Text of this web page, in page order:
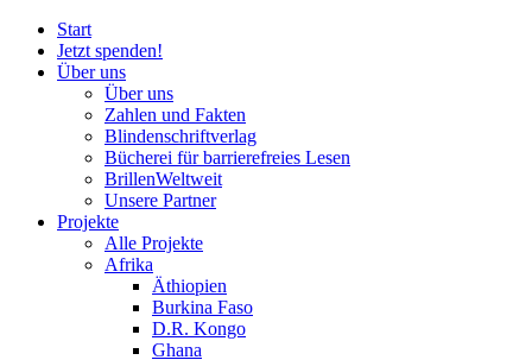
Start
Jetzt spenden!
Über uns
Über uns
Zahlen und Fakten
Blindenschriftverlag
Bücherei fürbarrierefreies Lesen
BrillenWeltweit
Unsere Partner
Projekte
Alle Projekte
Afrika
Äthiopien
Burkina Faso
D.R. Kongo
Ghana